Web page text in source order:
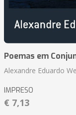
Poemas em
Alexandre Eduardo
IMPRESO
€ 7,13